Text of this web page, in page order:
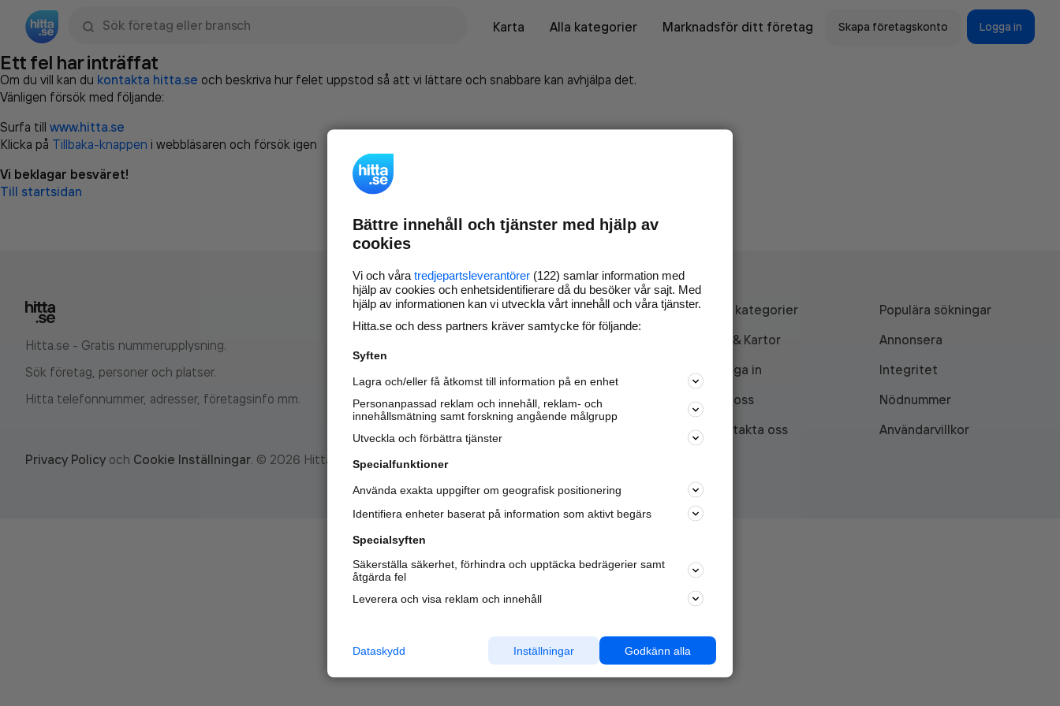
Karta
Alla kategorier Marknadsför ditt företag Skapa företagskonto Logga in
Ett fel har inträffat
Om du vill kan du kontakta hitta.se och beskriva hur felet uppstod så att vi lättare och snabbare kan avhjälpa det.
Vänligen försök med följande:
Surfa till www.hitta.se
Klicka på Tillbaka-knappen i webbläsaren och försök igen
Vi beklagar besväret!
Till startsidan
Hitta.se - Gratis nummerupplysning.
Sök företag, personer och platser.
Hitta telefonnummer, adresser, företagsinfo mm.
Marknadsför företaget på
nya kunder och
samarbetspartners nära dig.
Läs mer här
Alla kategorier
Populära sökningar
API & Kartor
Annonsera
Logga in
Integritet
Om oss
Nödnummer
Kontakta oss
Användarvillkor
Privacy Policy och Cookie Inställningar. © 2026 Hitta.se
Bättre innehåll och tjänster med hjälp av
cookies
Vi och våra tredjepartsleverantörer (122) samlar information med
hjälp av cookies och enhetsidentifierare då du besöker vår sajt. Med
hjälp av informationen kan vi utveckla vårt innehåll och våra tjänster.
Hitta.se och dess partners kräver samtycke för följande:
Syften
Lagra och/eller få åtkomst till information på en enhet
Personanpassad reklam och innehåll, reklam- och
innehållsmätning samt forskning angående målgrupp
Utveckla och förbättra tjänster
Specialfunktioner
Använda exakta uppgifter om geografisk positionering
Identifiera enheter baserat på information som aktivt begärs
Specialsyften
Säkerställa säkerhet, förhindra och upptäcka bedrägerier samt
åtgärda fel
Leverera och visa reklam och innehåll
Godkänn alla
Inställningar
Dataskydd